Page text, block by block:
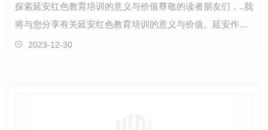
探索延安红色教育培训的意义与价值尊敬的读者朋友们，..我
将与您分享有关延安红色教育培训的意义与价值。延安作为
中国革命的圣地，承载着丰富的历史和文化底蕴，深…
2023-12-30